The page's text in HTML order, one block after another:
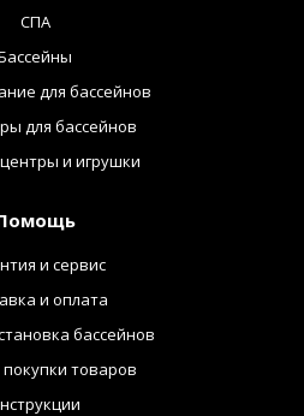
СПА
для бассейнов
для бассейнов
и игрушки
и сервис
и оплата
бассейнов
товаров